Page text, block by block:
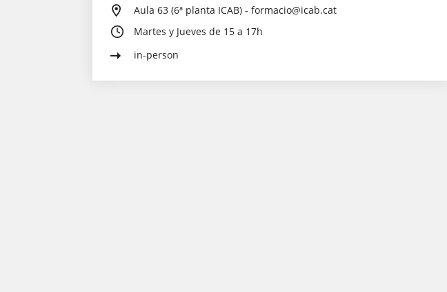
Aula 63 (6ª planta ICAB) - formacio@icab.cat
Martes y Jueves de 15 a 17h
in-person